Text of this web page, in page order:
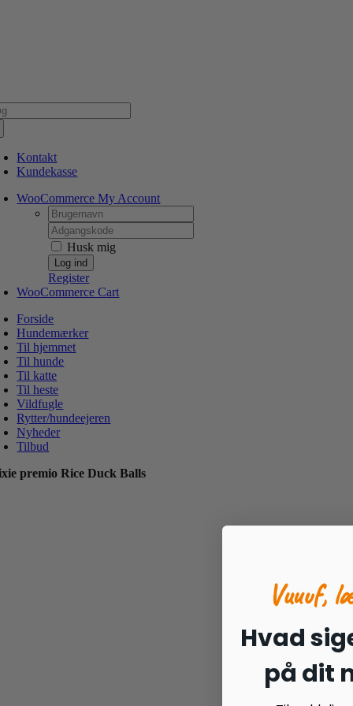
Kontakt
Kundekasse
WooCommerce My Account
Username:
Password:
Husk mig
Register
WooCommerce Cart
Forside
Hundemærker
Til hjemmet
Til hunde
Til katte
Til heste
Vildfugle
Rytter/hundeejeren
Nyheder
Tilbud
premio Rice Duck Balls
Vuuuf,
Hvad
på dit